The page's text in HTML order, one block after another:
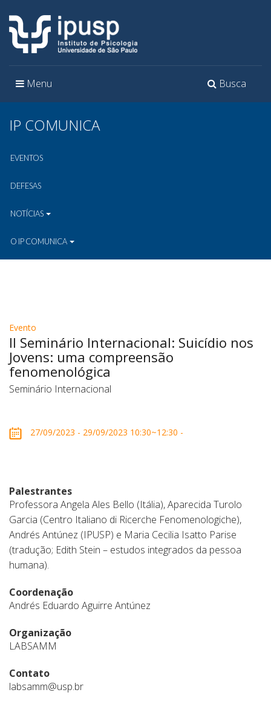
Toggle
Busca
Toggle
Menu
IP COMUNICA
EVENTOS
DEFESAS
NOTÍCIAS
O IP COMUNICA
Evento
II Seminário Internacional: Suicídio nos
Jovens: uma compreensão
fenomenológica
Seminário Internacional
27/09/2023 - 29/09/2023 10:30~12:30 -
Palestrantes
Professora Angela Ales Bello (Itália), Aparecida Turolo
Garcia (Centro Italiano di Ricerche Fenomenologiche),
Andrés Antúnez (IPUSP) e Maria Cecilia Isatto Parise
(tradução; Edith Stein – estudos integrados da pessoa
humana).
Coordenação
Andrés Eduardo Aguirre Antúnez
Organização
LABSAMM
Contato
labsamm@usp.br